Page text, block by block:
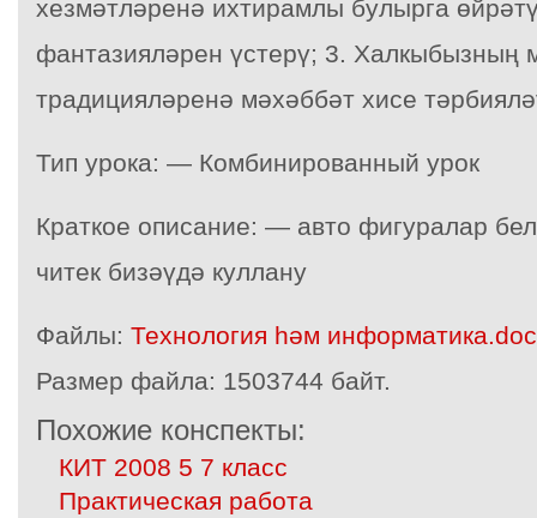
хезмәтләренә ихтирамлы булырга
фантазияләрен үстерү; 3. Халкыбызның
традицияләренә мәхәббәт хисе
Тип урока: — Комбинированный урок
Краткое описание: — авто фигуралар
читек бизәүдә куллану
Файлы: Технология һәм информатика.doc
Размер файла: 1503744 байт.
Похожие конспекты:
КИТ 2008 5 7 класс
Практическая работа